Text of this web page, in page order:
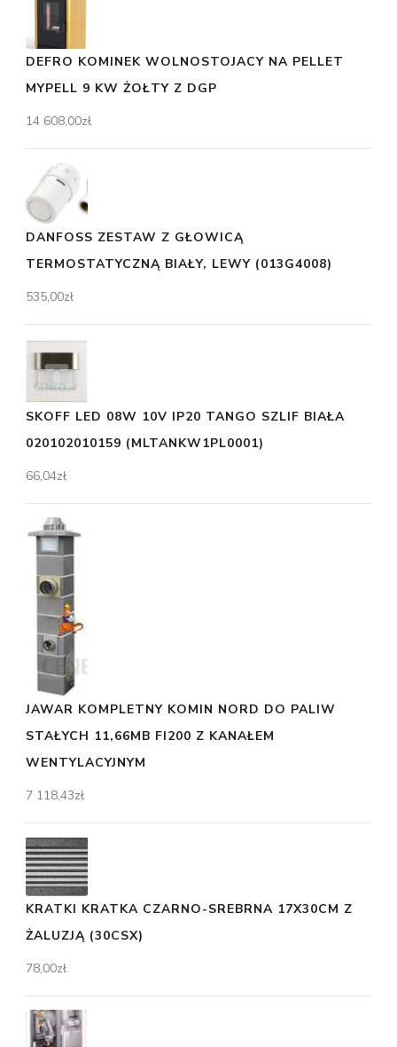
DEFRO KOMINEK WOLNOSTOJACY NA PELLET
MYPELL 9 KW ŻOŁTY Z DGP
14 608,00zł
DANFOSS ZESTAW Z GŁOWICĄ
TERMOSTATYCZNĄ BIAŁY, LEWY (013G4008)
535,00zł
SKOFF LED 08W 10V IP20 TANGO SZLIF BIAŁA
020102010159 (MLTANKW1PL0001)
66,04zł
JAWAR KOMPLETNY KOMIN NORD DO PALIW
STAŁYCH 11,66MB FI200 Z KANAŁEM
WENTYLACYJNYM
7 118,43zł
KRATKI KRATKA CZARNO-SREBRNA 17X30CM Z
ŻALUZJĄ (30CSX)
78,00zł